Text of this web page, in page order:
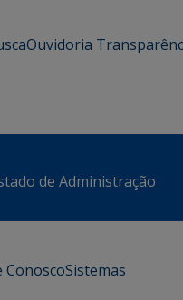
Ouvidoria
de Administração
ConoscoSistemas